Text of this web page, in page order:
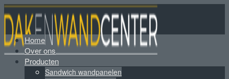
Home
Over ons
Producten
Sandwich wandpanelen